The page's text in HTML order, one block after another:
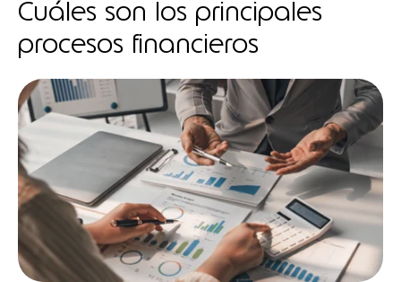
Cuáles son los principales
procesos financieros